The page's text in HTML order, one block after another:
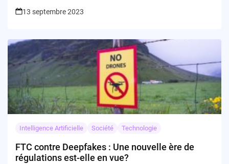
13 septembre 2023
Intelligence Artificielle Société Technologie
FTC contre Deepfakes : Une nouvelle ère de
régulations est-elle en vue?